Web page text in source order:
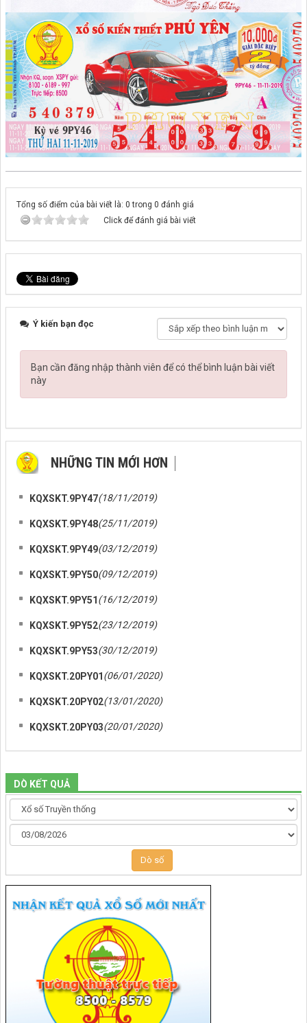
Tổng số điểm của bài viết là: 0 trong 0 đánh giá
Click để đánh giá bài viết
Ý kiến bạn đọc
Bạn cần đăng nhập thành viên để có thể bình luận bài viết
này
NHỮNG TIN MỚI HƠN
KQXSKT.9PY47(18/11/2019)
KQXSKT.9PY48(25/11/2019)
KQXSKT.9PY49(03/12/2019)
KQXSKT.9PY50(09/12/2019)
KQXSKT.9PY51 (16/12/2019)
KQXSKT.9PY52(23/12/2019)
KQXSKT.9PY53(30/12/2019)
KQXSKT.20PY01 (06/01/2020)
KQXSKT.20PY02(13/01/2020)
KQXSKT.20PY03(20/01/2020)
DÒ KẾT QUẢ
Dò số